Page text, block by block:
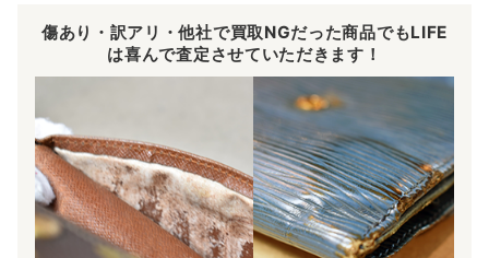
傷あり・訳アリ・他社で買取NGだった商品でもLIFE
は喜んで査定させていただきます！